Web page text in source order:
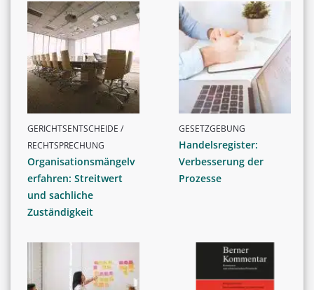
GERICHTSENTSCHEIDE /
RECHTSPRECHUNG
Organisationsmängelv
erfahren: Streitwert
und sachliche
Zuständigkeit
GESETZGEBUNG
Handelsregister:
Verbesserung der
Prozesse